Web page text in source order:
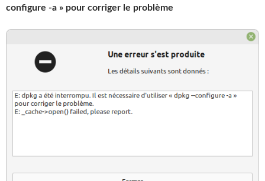
configure -a » pour corriger le problème